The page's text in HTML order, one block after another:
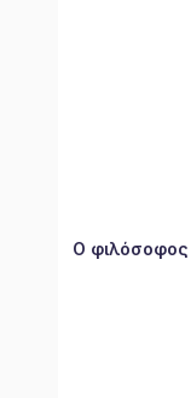
Ο φιλόσοφος